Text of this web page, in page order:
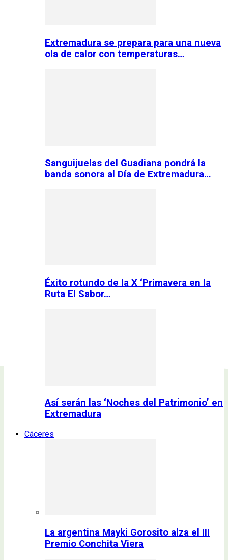
Extremadura se prepara para una nueva
ola de calor con temperaturas…
Sanguijuelas del Guadiana pondrá la
banda sonora al Día de Extremadura…
Éxito rotundo de la X ‘Primavera en la
Ruta El Sabor…
Así serán las ‘Noches del Patrimonio’ en
Extremadura
Cáceres
La argentina Mayki Gorosito alza el III
Premio Conchita Viera